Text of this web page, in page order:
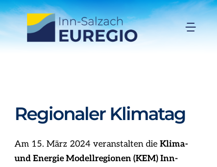
Zum
Inhalt
springen
Projekte
Förderungen
Regionaler Klimatag
Am 15. März 2024 veranstalten die Klima-
und Energie Modellregionen (KEM) Inn-